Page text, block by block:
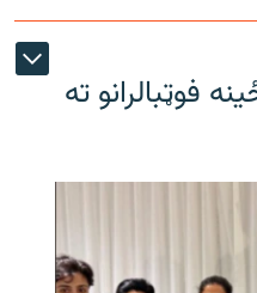
فوټبالرانو ته